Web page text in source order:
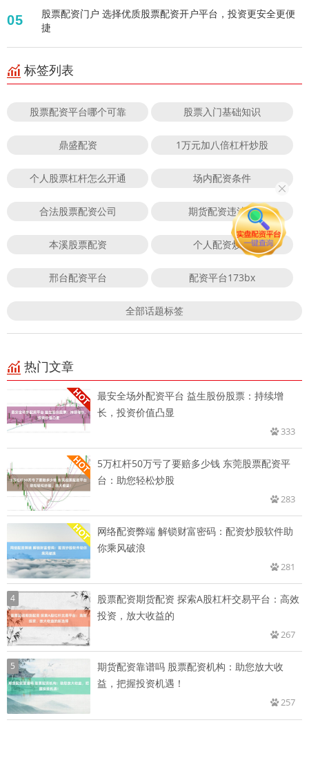
05
股票配资门户 选择优质股票配资开户平台，投资更安全更便
捷
标签列表
股票配资平台哪个可靠 股票入门基础知识
鼎盛配资 1万元加八倍杠杆炒股
个人股票杠杆怎么开通 场内配资条件
合法股票配资公司 期货配资违法吗
本溪股票配资 个人配资炒股
邢台配资平台 配资平台173bx
全部话题标签
热门文章
最安全场外配资平台 益生股份股票：持续增
长，投资价值凸显
333
5万杠杆50万亏了要赔多少钱 东莞股票配资平
台：助您轻松炒股
283
网络配资弊端 解锁财富密码：配资炒股软件助
你乘风破浪
281
4
股票配资期货配资 探索A股杠杆交易平台：高效
投资，放大收益的
267
5
期货配资靠谱吗 股票配资机构：助您放大收
益，把握投资机遇！
257